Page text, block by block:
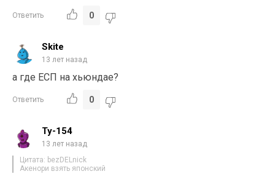
Ответить 0
Skite
13 лет назад
а где ЕСП на хьюндае?
Ответить 0
Ty-154
13 лет назад
Цитата: bezDELnick
Акенори взять японский